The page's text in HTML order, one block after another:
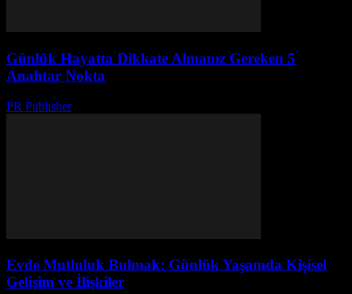
Günlük Hayatta Dikkate Almanız Gereken 5
Anahtar Nokta
PR Publisher-
Evde Mutluluk Bulmak: Günlük Yaşamda Kişisel
Gelişim ve İlişkiler